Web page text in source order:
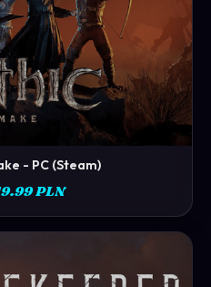
→
- PC (Steam)
PLN